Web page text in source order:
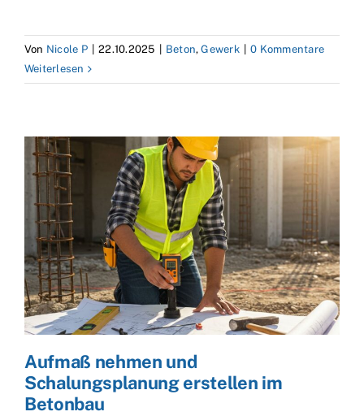
Von Nicole P 22.10.2025 Beton,Gewerk
0 Kommentare
Weiterlesen
Aufmaß nehmen und
Schalungsplanung erstellen im
Betonbau